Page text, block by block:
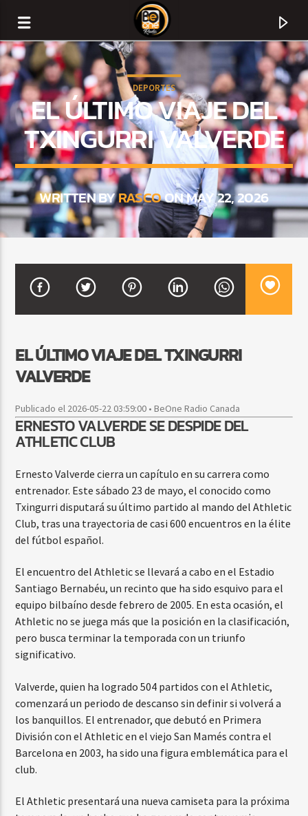
TITLE
ARTIST
BACHATA PARA EL CAMINO
5:00 PM 7:00 PM
Beone Radio
DEPORTES
EL ÚLTIMO VIAJE DEL
TXINGURRI VALVERDE
WRITTEN BYRASCOON MAY 22, 2026
EL ÚLTIMO VIAJE DEL TXINGURRI
VALVERDE
Publicado el 2026-05-22 03:59:00 • BeOne Radio Canada
ERNESTO VALVERDE SE DESPIDE DEL
ATHLETIC CLUB
Ernesto Valverde cierra un capítulo en su carrera como
entrenador. Este sábado 23 de mayo, el conocido como
Txingurri disputará su último partido al mando del Athletic
Club, tras una trayectoria de casi 600 encuentros en la élite
del fútbol español.
El encuentro del Athletic se llevará a cabo en el Estadio
Santiago Bernabéu, un recinto que ha sido esquivo para el
equipo bilbaíno desde febrero de 2005. En esta ocasión, el
Athletic no se juega más que la posición en la clasificación,
pero busca terminar la temporada con un triunfo
significativo.
Valverde, quien ha logrado 504 partidos con el Athletic,
comenzará un periodo de descanso sin definir si volverá a
los banquillos. El entrenador, que debutó en Primera
División con el Athletic en el viejo San Mamés contra el
Barcelona en 2003, ha sido una figura emblemática para el
club.
El Athletic presentará una nueva camiseta para la próxima